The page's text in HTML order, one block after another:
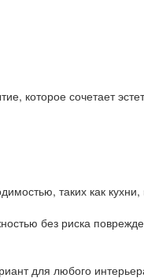
которое сочетает
таких как
без риска
для любого